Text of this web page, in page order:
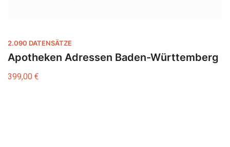
2.090 DATENSÄTZE
Apotheken Adressen Baden-Württemberg
399,00€